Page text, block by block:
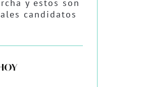
y estos son
candidatos